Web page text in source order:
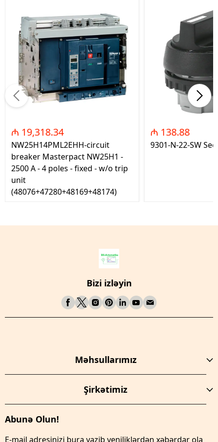
₼ 19,318.34
NW25H14PML2EHH-circuit
breaker Masterpact NW25H1 -
2500 A - 4 poles - fixed - w/o trip
unit
(48076+47280+48169+48174)
₼ 138.88
9301-N-22-SW
Bizi izləyin
Məhsullarımız
Şirkətimiz
Abunə Olun!
E-mail adresinizi bura yazib yeniliklərdən xəbərdar ola